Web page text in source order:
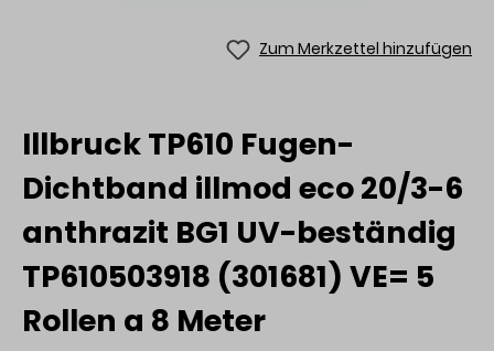
Zum Merkzettel hinzufügen
Illbruck TP610 Fugen-
Dichtband illmod eco 20/3-6
anthrazit BG1 UV-beständig
TP610503918 (301681) VE= 5
Rollen a 8 Meter